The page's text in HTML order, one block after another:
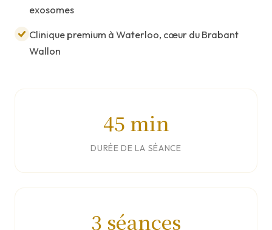
exosomes
Clinique premium à Waterloo, cœur du Brabant
Wallon
45 min
DURÉE DE LA SÉANCE
3 séances